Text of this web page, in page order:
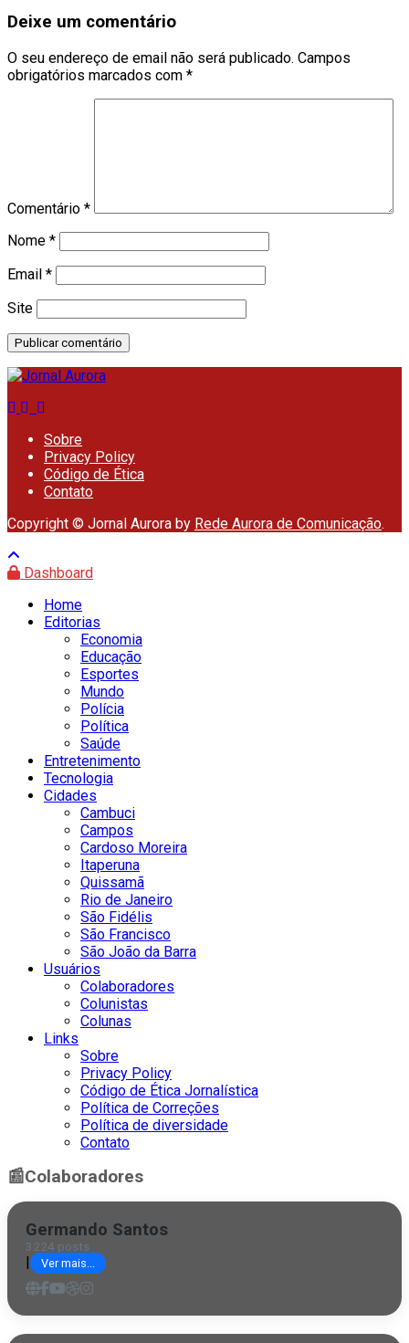
Deixe um comentário
O seu endereço de email não será publicado. Campos
obrigatórios marcados com *
Comentário *
Nome *
Email *
Site
Sobre
Privacy Policy
Código de Ética
Contato
Copyright © Jornal Aurora by Rede Aurora de Comunicação.
Dashboard
Home
Editorias
Economia
Educação
Esportes
Mundo
Polícia
Política
Saúde
Entretenimento
Tecnologia
Cidades
Cambuci
Campos
Cardoso Moreira
Itaperuna
Quissamã
Rio de Janeiro
São Fidélis
São Francisco
São João da Barra
Usuários
Colaboradores
Colunistas
Colunas
Links
Sobre
Privacy Policy
Código de Ética Jornalística
Política de Correções
Política de diversidade
Contato
📰Colaboradores
Germando Santos
3224 posts
| Ver mais...